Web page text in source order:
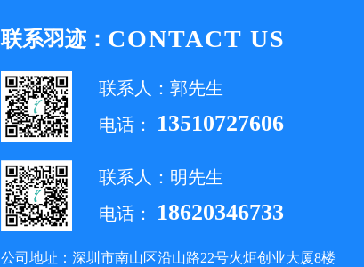
联系羽迹： CONTACT US
联系人：郭先生
电话：
13510727606
联系人：明先生
电话：
18620346733
公司地址：深圳市南山区沿山路22号火炬创业大厦8楼